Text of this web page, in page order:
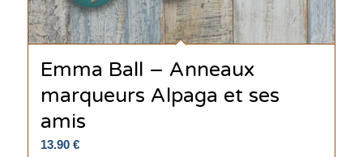
Emma Ball – Anneaux
marqueurs Alpaga et ses
amis
13.90 €